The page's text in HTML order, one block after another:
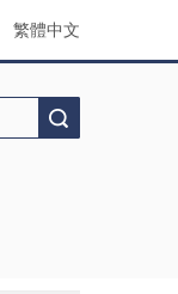
繁體中文